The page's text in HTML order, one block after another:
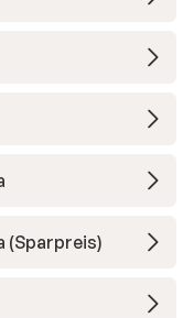
(Sparpreis)